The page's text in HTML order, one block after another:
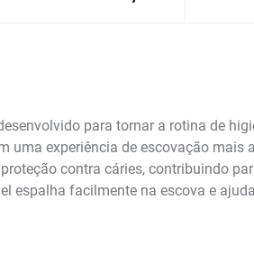
para tornar a rotina de
experiência de escovação
contra cáries, contribuindo
espalha facilmente na escova e